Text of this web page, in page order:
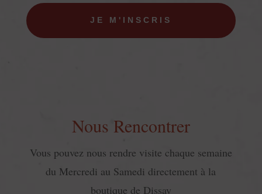
JE M'INSCRIS
Nous Rencontrer
Vous pouvez nous rendre visite chaque semaine
du Mercredi au Samedi directement à la
boutique de Dissay